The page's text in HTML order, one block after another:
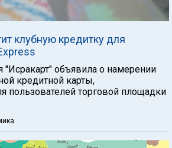
клубную кредитку для
"Исракарт" объявила о намерении
кредитной карты,
пользователей торговой площадки